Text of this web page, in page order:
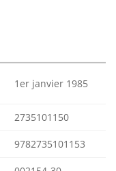
1er janvier 1985
2735101150
9782735101153